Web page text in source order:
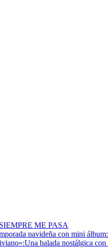
SIEMPRE ME PASA
navideña con mini
balada nostálgica con